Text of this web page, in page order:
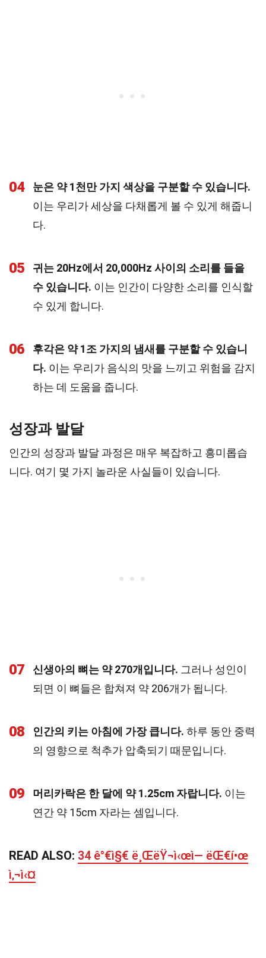
04
눈은 약 1천만 가지 색상을 구분할 수 있습니다.
이는 우리가 세상을 다채롭게 볼 수 있게 해줍니
다.
05
귀는 20Hz에서 20,000Hz 사이의 소리를 들을
수 있습니다. 이는 인간이 다양한 소리를 인식할
수 있게 합니다.
06
후각은 약 1조 가지의 냄새를 구분할 수 있습니
다. 이는 우리가 음식의 맛을 느끼고 위험을 감지
하는 데 도움을 줍니다.
성장과 발달
인간의 성장과 발달 과정은 매우 복잡하고 흥미롭습
니다. 여기 몇 가지 놀라운 사실들이 있습니다.
07 신생아의 뼈는 약 270개입니다. 그러나 성인이
되면 이 뼈들은 합쳐져 약 206개가 됩니다.
08 인간의 키는 아침에 가장 큽니다. 하루 동안 중력
의 영향으로 척추가 압축되기 때문입니다.
09 머리카락은 한 달에 약 1.25cm 자랍니다. 이는
연간 약 15cm 자라는 셈입니다.
READ ALSO: 34 ê°€ì§€ ë¸ŒëŸ¬ì‹œì— ëŒ€í•œ
ì‚¬ì‹¤